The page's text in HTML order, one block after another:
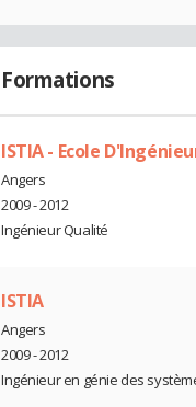
Formations
ISTIA - Ecole
Angers
2009 - 2012
Ingénieur Qualité
ISTIA
Angers
2009 - 2012
Ingénieur en génie des